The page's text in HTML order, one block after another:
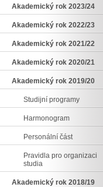
Akademický rok 2023/24
Akademický rok 2022/23
Akademický rok 2021/22
Akademický rok 2020/21
Akademický rok 2019/20
Studijní programy
Harmonogram
Personální část
Pravidla pro organizaci
studia
Akademický rok 2018/19